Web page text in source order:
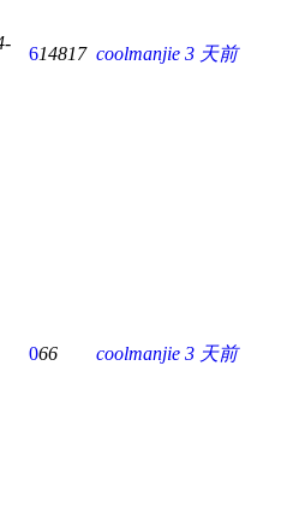
614817 coolmanjie 3 天前
066 coolmanjie 3 天前